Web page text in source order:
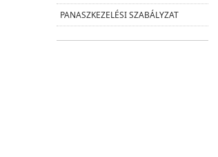
PANASZKEZELÉSI SZABÁLYZAT